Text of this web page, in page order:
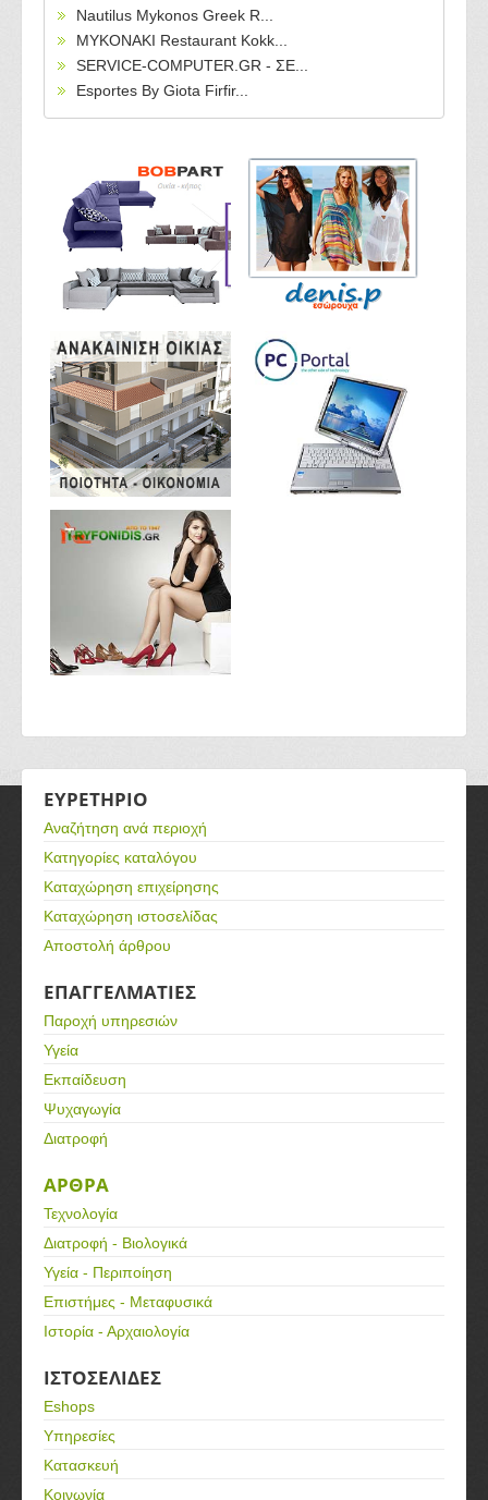
Nautilus Mykonos Greek R...
MYKONAKI Restaurant Kokk...
SERVICE-COMPUTER.GR - ΣΕ...
Esportes By Giota Firfir...
ΕΥΡΕΤΗΡΙΟ
Αναζήτηση ανά περιοχή
Κατηγορίες καταλόγου
Καταχώρηση επιχείρησης
Καταχώρηση ιστοσελίδας
Αποστολή άρθρου
ΕΠΑΓΓΕΛΜΑΤΙΕΣ
Παροχή υπηρεσιών
Υγεία
Εκπαίδευση
Ψυχαγωγία
Διατροφή
ΑΡΘΡΑ
Τεχνολογία
Διατροφή - Βιολογικά
Υγεία - Περιποίηση
Επιστήμες - Μεταφυσικά
Ιστορία - Αρχαιολογία
ΙΣΤΟΣΕΛΙΔΕΣ
Eshops
Υπηρεσίες
Κατασκευή
Κοινωνία